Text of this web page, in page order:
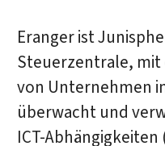
Eranger ist
Steuerzentrale, mit
von Unternehmen
überwacht und
ICT-